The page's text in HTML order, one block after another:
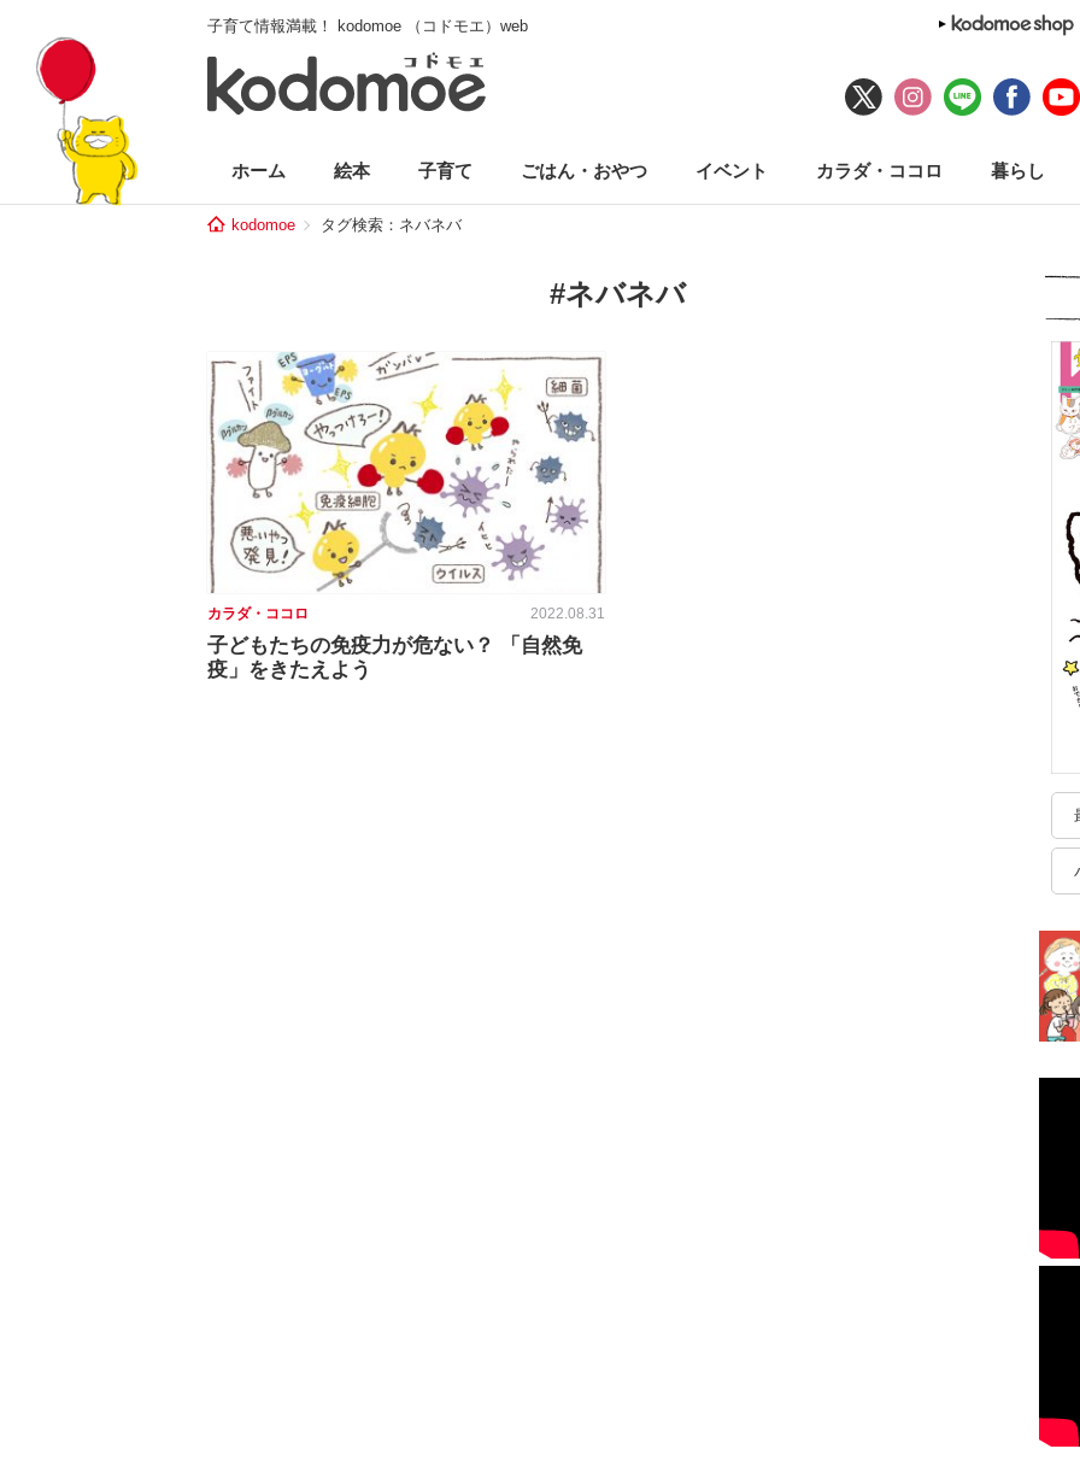
子育て情報満載！ kodomoe （コドモエ）web
ホーム 絵本 子育て ごはん・おやつ イベント カラダ・ココロ 暮らし
kodomoe タグ検索：ネバネバ
#ネバネバ
カラダ・ココロ 2022.08.31
子どもたちの免疫力が危ない？ 「自然免
疫」をきたえよう